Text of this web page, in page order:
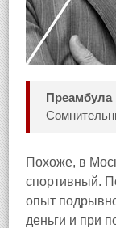
Преамбула
Похоже, в
спортивный.
опыт
деньги и при